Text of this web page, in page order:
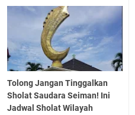
Tolong Jangan Tinggalkan
Sholat Saudara Seiman! Ini
Jadwal Sholat Wilayah